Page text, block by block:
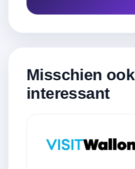
Misschien ook
interessant